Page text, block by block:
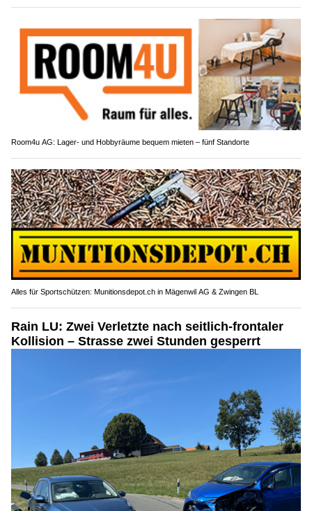
Room4u AG: Lager- und Hobbyräume bequem mieten – fünf Standorte
Alles für Sportschützen: Munitionsdepot.ch in Mägenwil AG & Zwingen BL
Rain LU: Zwei Verletzte nach seitlich-frontaler
Kollision – Strasse zwei Stunden gesperrt